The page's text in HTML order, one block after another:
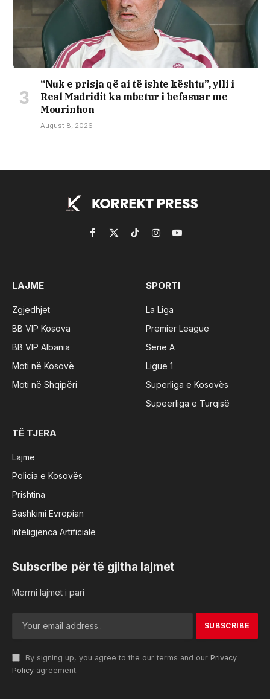
“Nuk e prisja që ai të ishte kështu”, ylli i
Real Madridit ka mbetur i befasuar me
Mourinhon
August 8, 2026
Facebook
X
(Twitter)
TikTokInstagramYouTube
LAJME
Zgjedhjet
BB VIP Kosova
BB VIP Albania
Moti në Kosovë
Moti në Shqipëri
SPORTI
La Liga
Premier League
Serie A
Ligue 1
Superliga e Kosovës
Supeerliga e Turqisë
TË TJERA
Lajme
Policia e Kosovës
Prishtina
Bashkimi Evropian
Inteligjenca Artificiale
Subscribe për të gjitha lajmet
Merrni lajmet i pari
By signing up, you agree to the our terms and our Privacy
Policy agreement.